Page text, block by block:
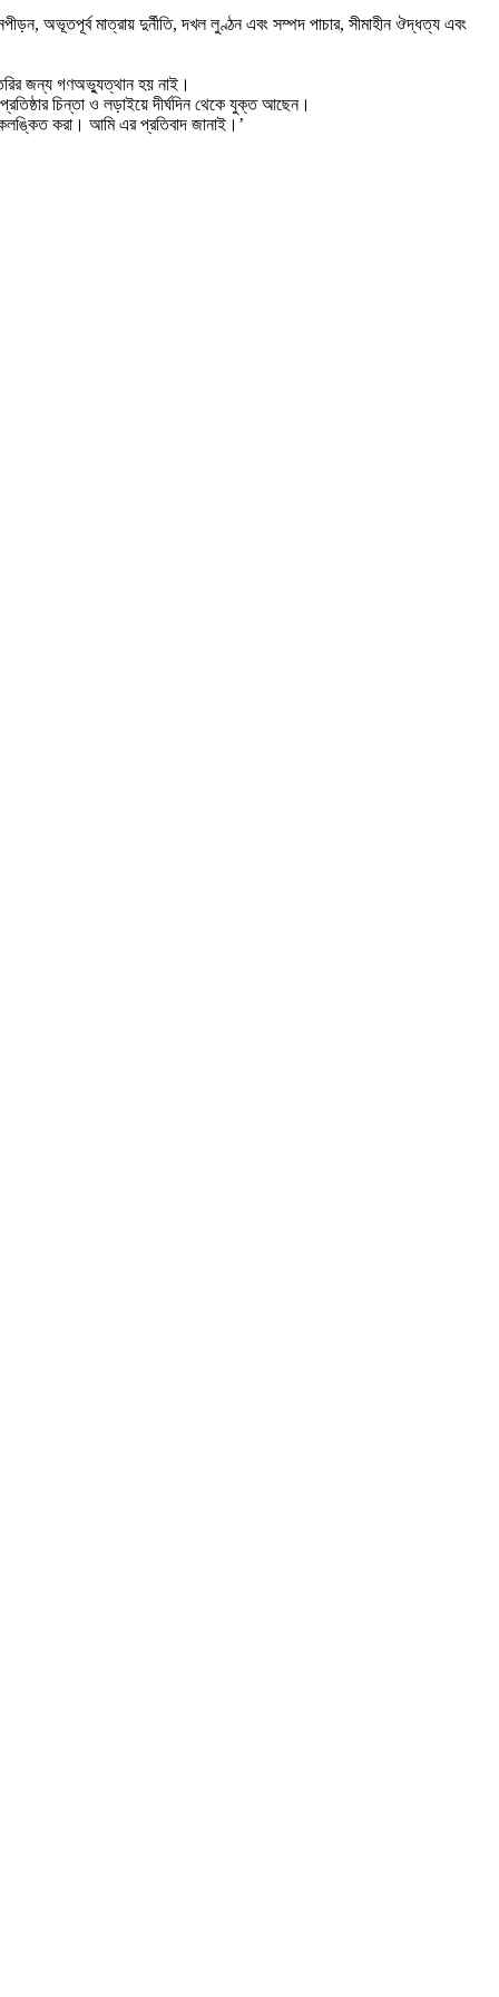
অভূতপূর্ব মাত্রায় দুর্নীতি, দখল লুণ্ঠন এবং সম্পদ পাচার, সীমাহীন ঔদ্ধত্য এবং
তৈরির জন্য গণঅভ্যুত্থান হয় নাই।
চিন্তা ও লড়াইয়ে দীর্ঘদিন থেকে যুক্ত আছেন।
করা। আমি এর প্রতিবাদ জানাই।’